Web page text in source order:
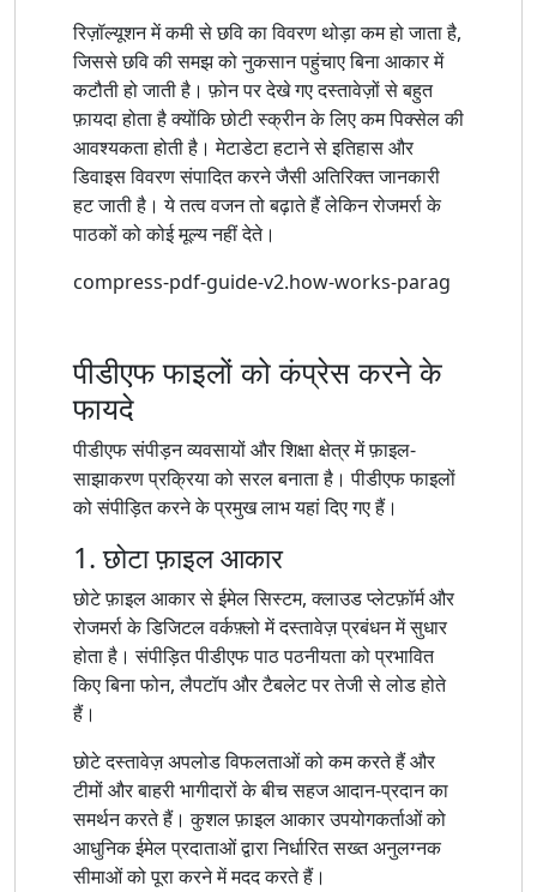
रिज़ॉल्यूशन में कमी से छवि का विवरण थोड़ा कम हो जाता है,
जिससे छवि की समझ को नुकसान पहुंचाए बिना आकार में
कटौती हो जाती है। फ़ोन पर देखे गए दस्तावेज़ों से बहुत
फ़ायदा होता है क्योंकि छोटी स्क्रीन के लिए कम पिक्सेल की
आवश्यकता होती है। मेटाडेटा हटाने से इतिहास और
डिवाइस विवरण संपादित करने जैसी अतिरिक्त जानकारी
हट जाती है। ये तत्व वजन तो बढ़ाते हैं लेकिन रोजमर्रा के
पाठकों को कोई मूल्य नहीं देते।
compress-pdf-guide-v2.how-works-parag
पीडीएफ फाइलों को कंप्रेस करने के
फायदे
पीडीएफ संपीड़न व्यवसायों और शिक्षा क्षेत्र में फ़ाइल-
साझाकरण प्रक्रिया को सरल बनाता है। पीडीएफ फाइलों
को संपीड़ित करने के प्रमुख लाभ यहां दिए गए हैं।
1. छोटा फ़ाइल आकार
छोटे फ़ाइल आकार से ईमेल सिस्टम, क्लाउड प्लेटफ़ॉर्म और
रोजमर्रा के डिजिटल वर्कफ़्लो में दस्तावेज़ प्रबंधन में सुधार
होता है। संपीड़ित पीडीएफ पाठ पठनीयता को प्रभावित
किए बिना फोन, लैपटॉप और टैबलेट पर तेजी से लोड होते
हैं।
छोटे दस्तावेज़ अपलोड विफलताओं को कम करते हैं और
टीमों और बाहरी भागीदारों के बीच सहज आदान-प्रदान का
समर्थन करते हैं। कुशल फ़ाइल आकार उपयोगकर्ताओं को
आधुनिक ईमेल प्रदाताओं द्वारा निर्धारित सख्त अनुलग्नक
सीमाओं को पूरा करने में मदद करते हैं।